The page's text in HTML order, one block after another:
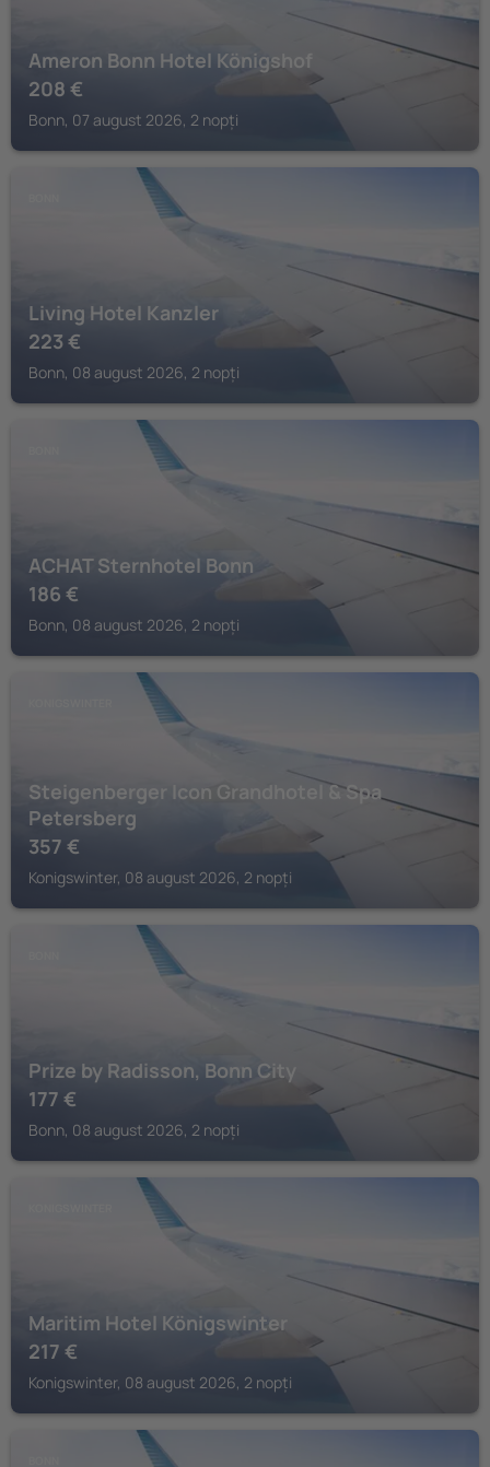
Ameron Bonn Hotel Königshof
208 €
Bonn, 07 august 2026, 2 nopți
Living Hotel Kanzler
223 €
Bonn, 08 august 2026, 2 nopți
ACHAT Sternhotel Bonn
186 €
Bonn, 08 august 2026, 2 nopți
Steigenberger Icon Grandhotel & Spa
Petersberg
357 €
Konigswinter, 08 august 2026, 2 nopți
Prize by Radisson, Bonn City
177 €
Bonn, 08 august 2026, 2 nopți
Maritim Hotel Königswinter
217 €
Konigswinter, 08 august 2026, 2 nopți